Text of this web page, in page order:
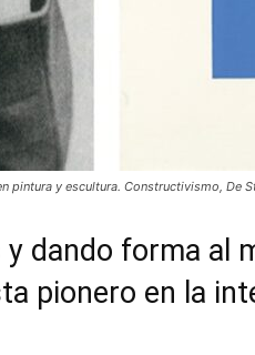
pintura y escultura. Constructivismo, De
dando forma al
pionero en la